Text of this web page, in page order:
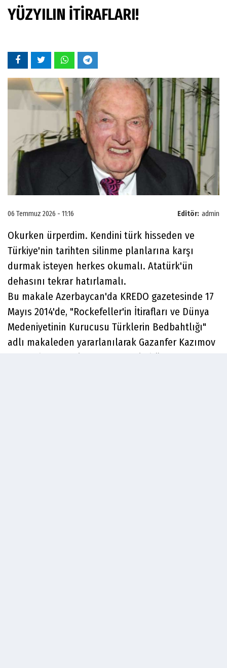
YÜZYILIN İTİRAFLARI!
Editör: admin
06 Temmuz 2026 - 11:16
Okurken ürperdim. Kendini türk hisseden ve
Türkiye'nin tarihten silinme planlarına karşı
durmak isteyen herkes okumalı. Atatürk'ün
dehasını tekrar hatırlamalı.
Bu makale Azerbaycan'da KREDO gazetesinde 17
Mayıs 2014'de, "Rockefeller'in İtirafları ve Dünya
Medeniyetinin Kurucusu Türklerin Bedbahtlığı"
adlı makaleden yararlanılarak Gazanfer Kazımov